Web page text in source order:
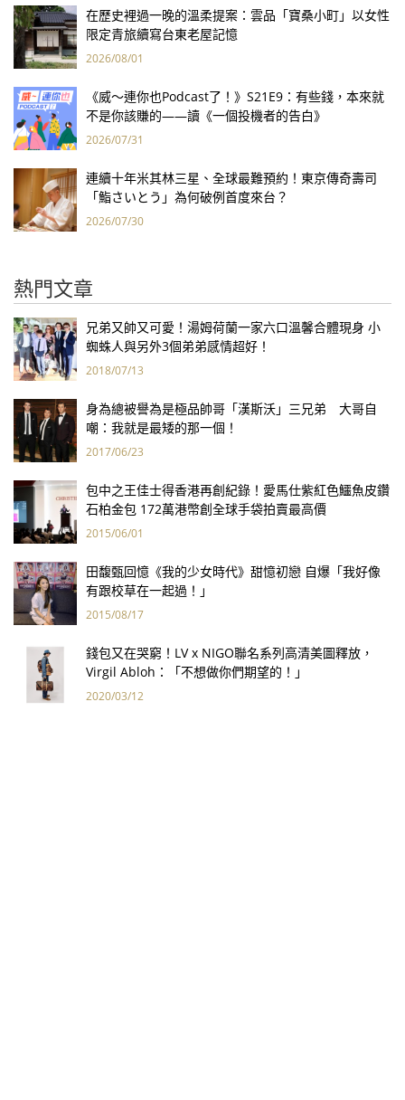
在歷史裡過一晚的溫柔提案：雲品「寶桑小町」以女性
限定青旅續寫台東老屋記憶
2026/08/01
《威～連你也Podcast了！》S21E9：有些錢，本來就
不是你該賺的——讀《一個投機者的告白》
2026/07/31
連續十年米其林三星、全球最難預約！東京傳奇壽司
「鮨さいとう」為何破例首度來台？
2026/07/30
熱門文章
兄弟又帥又可愛！湯姆荷蘭一家六口溫馨合體現身 小
蜘蛛人與另外3個弟弟感情超好！
2018/07/13
身為總被譽為是極品帥哥「漢斯沃」三兄弟 大哥自
嘲：我就是最矮的那一個！
2017/06/23
包中之王佳士得香港再創紀錄！愛馬仕紫紅色鱷魚皮鑽
石柏金包 172萬港幣創全球手袋拍賣最高價
2015/06/01
田馥甄回憶《我的少女時代》甜憶初戀 自爆「我好像
有跟校草在一起過！」
2015/08/17
錢包又在哭窮！LV x NIGO聯名系列高清美圖釋放，
Virgil Abloh：「不想做你們期望的！」
2020/03/12